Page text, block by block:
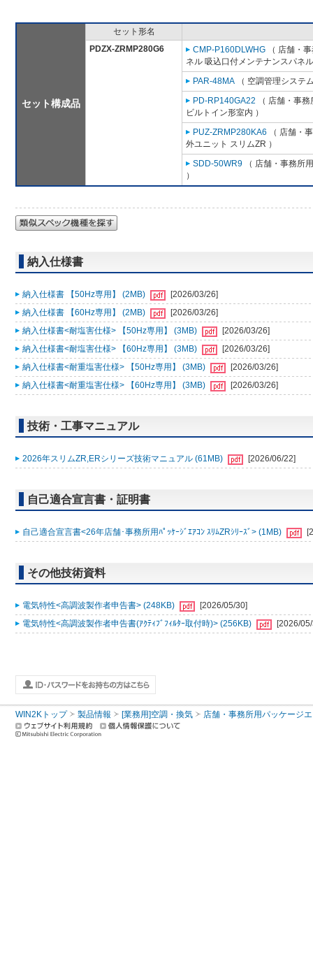
セット構成品
セット形名
PDZX-ZRMP280G6
CMP-P160DLWHG （ 店舗・
ネル 吸込口付メンテナンスパネ
PAR-48MA （ 空調管理システ
PD-RP140GA22 （ 店舗・事
ビルトイン形室内 ）
PUZ-ZRMP280KA6 （ 店舗・
外ユニット スリムZR ）
SDD-50WR9 （ 店舗・事務所
）
納入仕様書
納入仕様書 【50Hz専用】 (2MB)
[2026/03/26]
納入仕様書 【60Hz専用】 (2MB)
[2026/03/26]
納入仕様書<耐塩害仕様> 【50Hz専用】 (3MB)
[2026/03/26]
納入仕様書<耐塩害仕様> 【60Hz専用】 (3MB)
[2026/03/26]
納入仕様書<耐重塩害仕様> 【50Hz専用】 (3MB)
[2026/03/26]
納入仕様書<耐重塩害仕様> 【60Hz専用】 (3MB)
[2026/03/26]
技術・工事マニュアル
2026年スリムZR,ERシリーズ技術マニュアル (61MB) [2026/06/22]
自己適合宣言書・証明書
自己適合宣言書<26年店舗･事務所用ﾊﾟｯｹｰｼﾞｴｱｺﾝ ｽﾘﾑZRｼﾘｰｽﾞ> (1MB)
その他技術資料
電気特性<高調波製作者申告書> (248KB)
[2026/05/30]
電気特性<高調波製作者申告書(ｱｸﾃｨﾌﾞﾌｨﾙﾀｰ取付時)> (256KB)
[2026/
WIN2Kトップ 製品情報 [業務用]空調・換気 店舗・事務所用パッケージ